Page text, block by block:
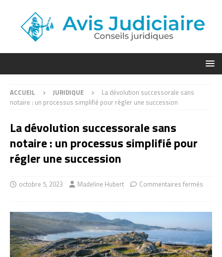
ACCUEIL JURIDIQUE
La dévolution successorale sans
notaire : un processus simplifié pour régler une succession
La dévolution successorale sans
notaire : un processus simplifié pour
régler une succession
octobre 5, 2023 Madeline Hubert Commentaires fermés